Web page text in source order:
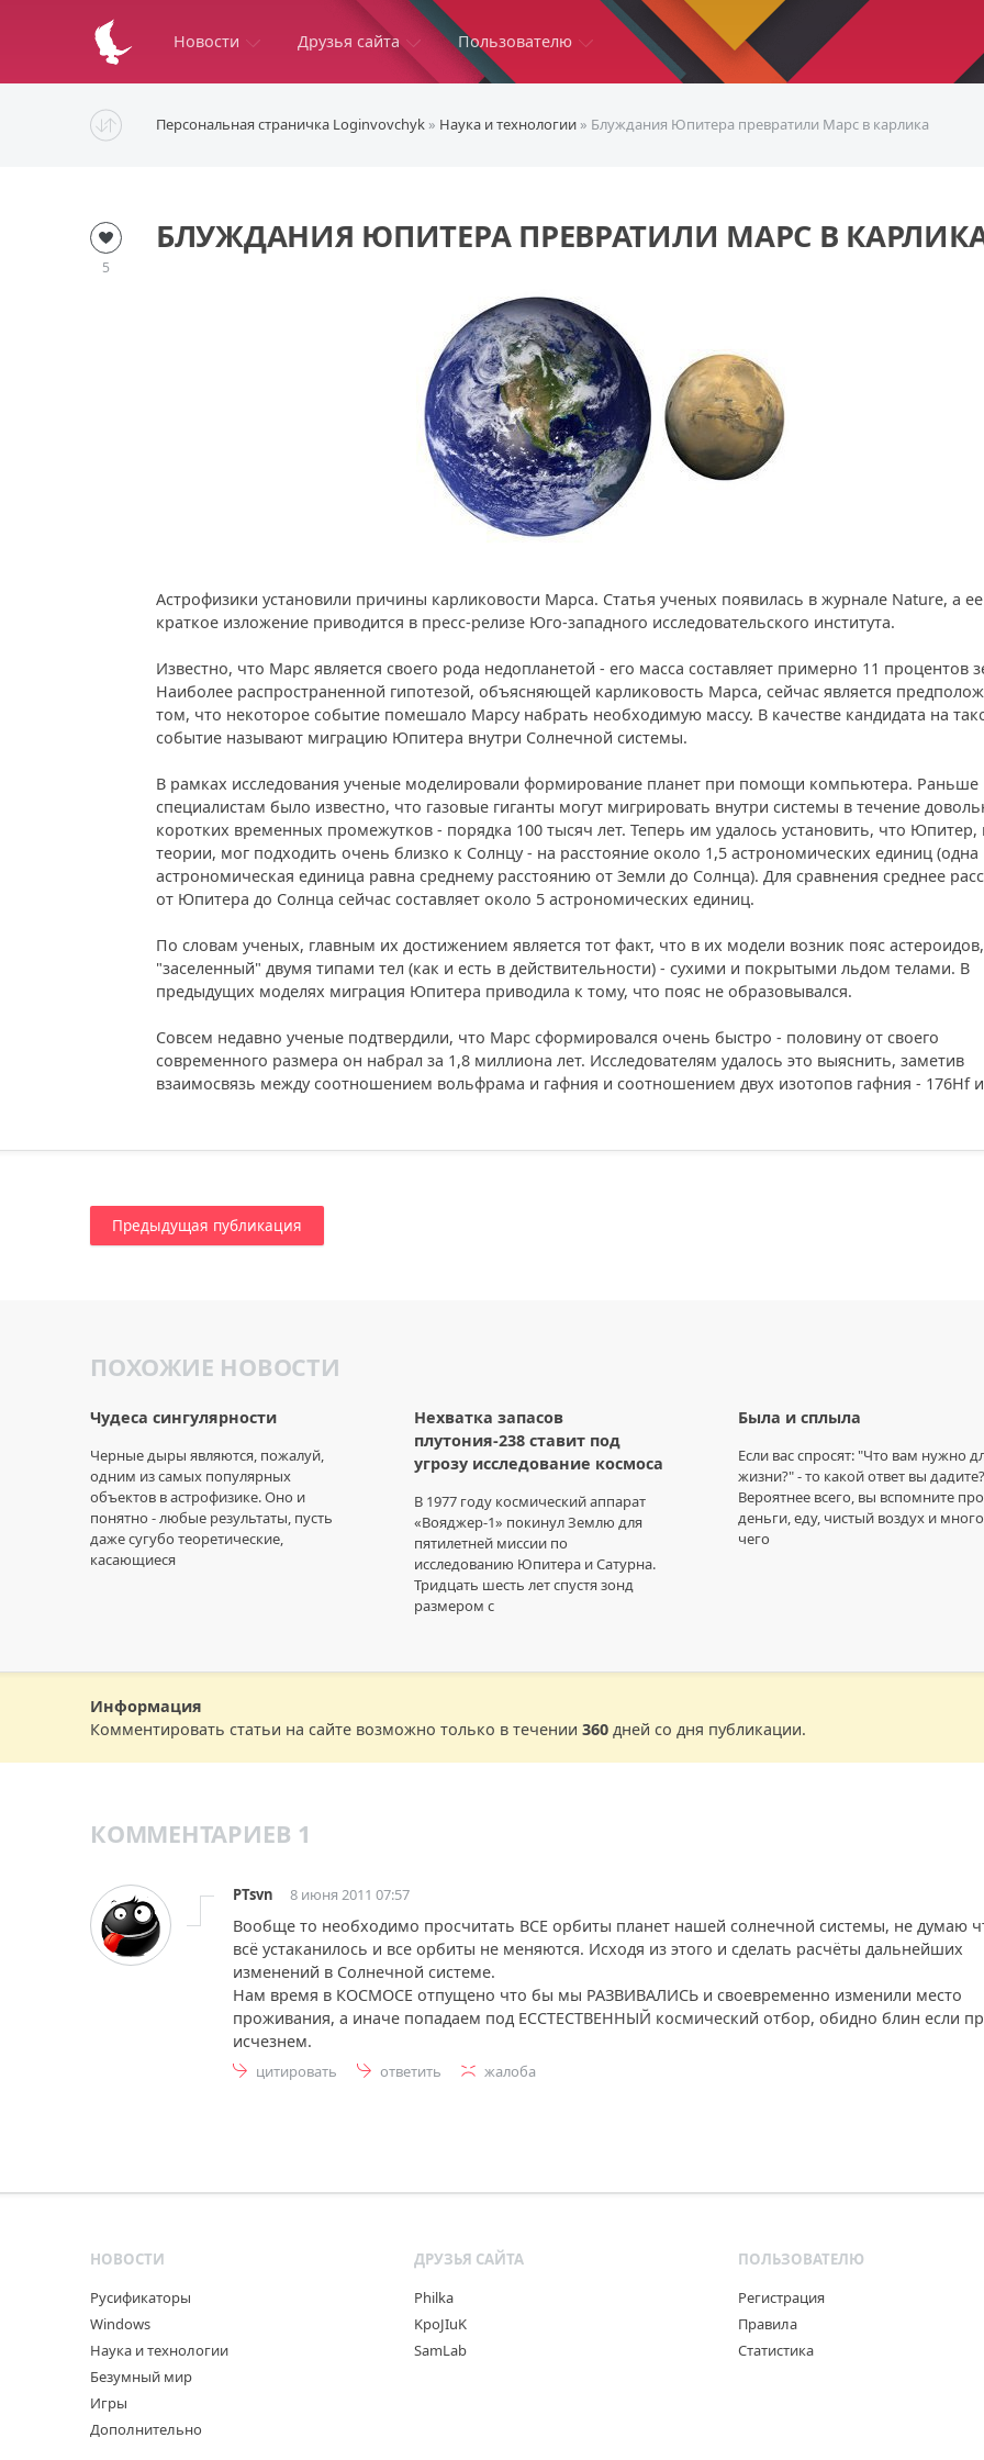
Новости Друзья сайта Пользователю
Персональная страничка Loginvovchyk » Наука и технологии » Блуждания Юпитера превратили Марс в карлика
БЛУЖДАНИЯ ЮПИТЕРА ПРЕВРАТИЛИ МАРС В
5
Астрофизики установили причины карликовости Марса. Статья ученых появилась в журнале Nature, а ее
краткое изложение приводится в пресс-релизе Юго-западного исследовательского института.
Известно, что Марс является своего рода недопланетой - его масса составляет примерно 11 процентов
Наиболее распространенной гипотезой, объясняющей карликовость Марса, сейчас является
том, что некоторое событие помешало Марсу набрать необходимую массу. В качестве кандидата на
событие называют миграцию Юпитера внутри Солнечной системы.
В рамках исследования ученые моделировали формирование планет при помощи компьютера. Раньше
специалистам было известно, что газовые гиганты могут мигрировать внутри системы в течение
коротких временных промежутков - порядка 100 тысяч лет. Теперь им удалось установить, что Юпитер,
теории, мог подходить очень близко к Солнцу - на расстояние около 1,5 астрономических единиц (одна
астрономическая единица равна среднему расстоянию от Земли до Солнца). Для сравнения среднее
от Юпитера до Солнца сейчас составляет около 5 астрономических единиц.
По словам ученых, главным их достижением является тот факт, что в их модели возник пояс астероидов,
"заселенный" двумя типами тел (как и есть в действительности) - сухими и покрытыми льдом телами. В
предыдущих моделях миграция Юпитера приводила к тому, что пояс не образовывался.
Совсем недавно ученые подтвердили, что Марс сформировался очень быстро - половину от своего
современного размера он набрал за 1,8 миллиона лет. Исследователям удалось это выяснить, заметив
взаимосвязь между соотношением вольфрама и гафния и соотношением двух изотопов гафния - 176Hf
Предыдущая публикация
ПОХОЖИЕ НОВОСТИ
Чудеса сингулярности
Черные дыры являются, пожалуй,
одним из самых популярных
объектов в астрофизике. Оно и
понятно - любые результаты, пусть
даже сугубо теоретические,
касающиеся
Нехватка запасов
плутония-238 ставит под
угрозу исследование космоса
В 1977 году космический аппарат
«Вояджер-1» покинул Землю для
пятилетней миссии по
исследованию Юпитера и Сатурна.
Тридцать шесть лет спустя зонд
размером с
Была и сплыла
Если вас спросят: "Что вам нужно
жизни?" - то какой ответ вы дадите?
Вероятнее всего, вы вспомните про
деньги, еду, чистый воздух и много
чего
Информация
Комментировать статьи на сайте возможно только в течении 360 дней со дня публикации.
КОММЕНТАРИЕВ 1
PTsvn 8 июня 2011 07:57
Вообще то необходимо просчитать ВСЕ орбиты планет нашей солнечной системы, не думаю
всё устаканилось и все орбиты не меняются. Исходя из этого и сделать расчёты дальнейших
изменений в Солнечной системе.
Нам время в КОСМОСЕ отпущено что бы мы РАЗВИВАЛИСЬ и своевременно изменили место
проживания, а иначе попадаем под ЕССТЕСТВЕННЫЙ космический отбор, обидно блин если
исчезнем.
цитировать ответить жалоба
НОВОСТИ
Русификаторы
Windows
Наука и технологии
Безумный мир
Игры
Дополнительно
ДРУЗЬЯ САЙТА
Philka
KpoJIuK
SamLab
ПОЛЬЗОВАТЕЛЮ
Регистрация
Правила
Статистика